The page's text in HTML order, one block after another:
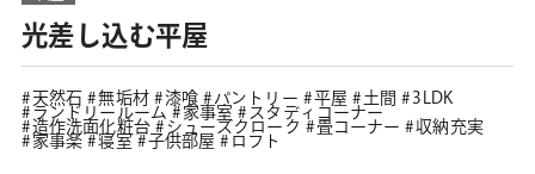
光差し込む平屋
天然石 無垢材 漆喰 パントリー 平屋 土間
3LDK
ランドリールーム
家事室
スタディコーナー
造作洗面化粧台
シューズクローク 畳コーナー
収納充実
家事楽
寝室 子供部屋 ロフト